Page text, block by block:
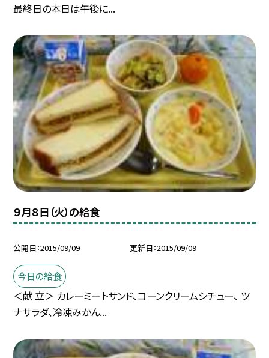
最終日の本日は午後に...
９月８日（火）の給食
公開日 2015/09/09 更新日 2015/09/09
今日の給食
＜献 立＞ カレーミートサンド、コーンクリームシチュー、 ツ
ナサラダ、冷凍みかん...